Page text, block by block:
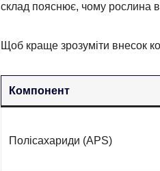
склад пояснює, чому рослина
Щоб краще зрозуміти внесок
Компонент
Полісахариди (APS)